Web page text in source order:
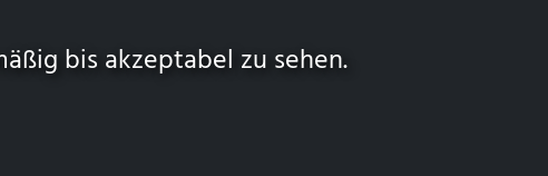
bis akzeptabel zu sehen.